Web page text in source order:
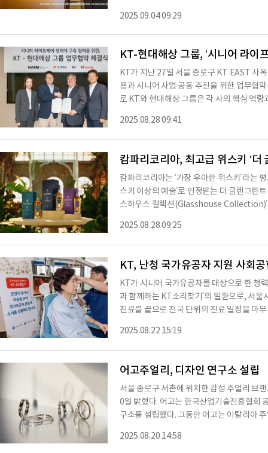
셀(Bruce Russell) 부자의 협업으로 완성된
께 병에 새겨진 특별한 한정판으로 선보여
킵 비콘은 알코올 도수 59%(118 Proof)의
2025.09.04 09:29
KT-현대해상 그룹, ‘시니어 라이
KT가 지난 27일 서울 종로구 KT EAST 사
용과 시니어 사업 공동 추진을 위한 업무협
로 KT와 현대해상 그룹은 각 사의 핵심 역
어 대상 통신·보험·부동산 융합 사업을 본
전략을 강화할 계획이다.KT는 가전 구독 서
2025.08.28 09:41
캄파리코리아, 최고급 위스키 ‘더
캄파리코리아는 ‘가장 우아한 위스키’라는
스키 이상의 예술’로 인정받는 더 글렌그
스하우스 컬렉션(Glasshouse Collection)’
즈 서울 2025(Frieze Seoul 2025)’ VIP 라
SE)’ 에서 진행되는 이번 런칭 행사를 통해
2025.08.28 09:25
KT, 난청 국가유공자 지원 사회
KT가 시니어 국가유공자를 대상으로 한 청
과 함께하는 KT소리찾기’의 일환으로, 서
진료를 끝으로 전국 단위의 진료 일정을 마
하고, 세브란스병원·제주대학교병원·전남
청기 맞춤 제작까지 전 과정을 지원했다. 단
와 상담을 기반으로 보청기를 맞춤형으로
2025.08.22 15:19
어고주얼리, 디자인 연구소 설립
서울 종로구 서촌에 위치한 감성 주얼리 브
0일 밝혔다. 어고는 한국산업기술진흥협회
구소를 설립했다. 그동안 어고는 이탈리아
룹이 운영하는 더현대닷컴에 '익스클루시
2025.08.20 14:58